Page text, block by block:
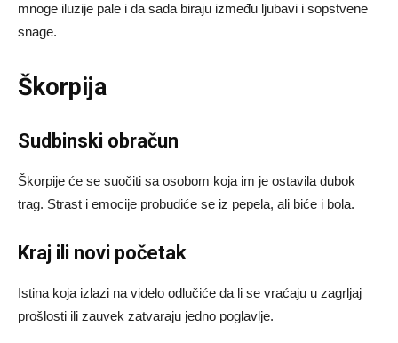
mnoge iluzije pale i da sada biraju između ljubavi i sopstvene
snage.
Škorpija
Sudbinski obračun
Škorpije će se suočiti sa osobom koja im je ostavila dubok
trag. Strast i emocije probudiće se iz pepela, ali biće i bola.
Kraj ili novi početak
Istina koja izlazi na videlo odlučiće da li se vraćaju u zagrljaj
prošlosti ili zauvek zatvaraju jedno poglavlje.